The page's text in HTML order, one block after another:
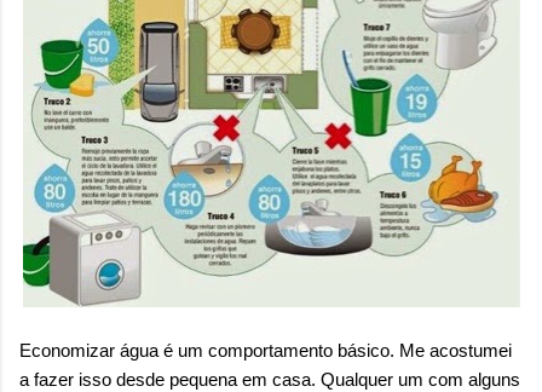
sensação isolada. Se per...
Economizar água é um comportamento básico. Me acostumei
a fazer isso desde pequena em casa. Qualquer um com alguns